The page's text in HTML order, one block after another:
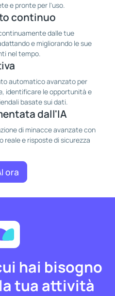
e pronte per l'uso.
continuo
dalle tue
e migliorando le sue
nel tempo.
automatico avanzato per
identificare le opportunità e
basate sui dati.
dall'IA
di minacce avanzate con
reale e risposte di sicurezza
ora
hai bisogno
tua attività